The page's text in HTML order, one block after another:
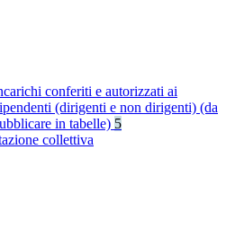
conferiti e autorizzati ai
(dirigenti e non dirigenti) (da
in tabelle) 5
collettiva